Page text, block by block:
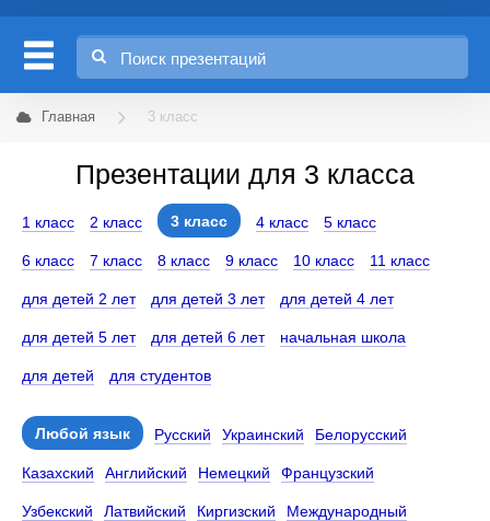
Главная 3 класс
Презентации для 3 класса
1 класс 2 класс 3 класс 4 класс 5 класс
6 класс 7 класс 8 класс 9 класс 10 класс 11 класс
для детей 2 лет для детей 3 лет для детей 4 лет
для детей 5 лет для детей 6 лет начальная школа
для детей для студентов
Любой язык Русский Украинский Белорусский
Казахский Английский Немецкий Французский
Узбекский Латвийский Киргизский Международный